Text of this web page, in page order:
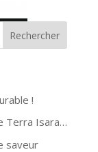
!
Terra Isara…
saveur